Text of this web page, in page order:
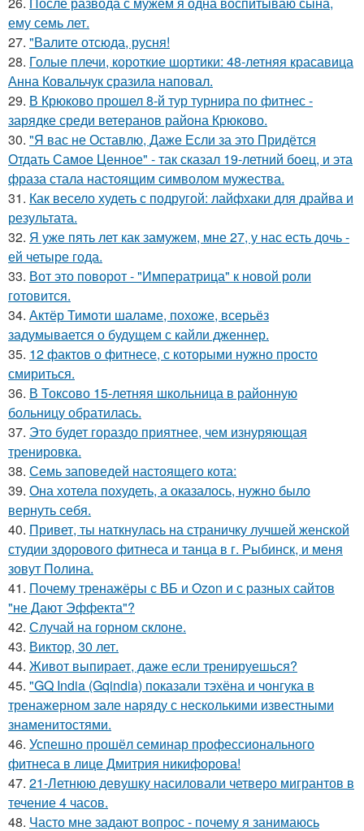
ему семь лет.
27. "Валите отсюда, русня!
28. Голые плечи, короткие шортики: 48-летняя красавица
Анна Ковальчук сразила наповал.
29. В Крюково прошел 8-й тур турнира по фитнес -
зарядке среди ветеранов района Крюково.
30. "Я вас не Оставлю, Даже Если за это Придётся
Отдать Самое Ценное" - так сказал 19-летний боец, и эта
фраза стала настоящим символом мужества.
31. Как весело худеть с подругой: лайфхаки для драйва и
результата.
32. Я уже пять лет как замужем, мне 27, у нас есть дочь -
ей четыре года.
33. Вот это поворот - "Императрица" к новой роли
готовится.
34. Актёр Тимоти шаламе, похоже, всерьёз
задумывается о будущем с кайли дженнер.
35. 12 фактов о фитнесе, с которыми нужно просто
смириться.
36. В Токсово 15-летняя школьница в районную
больницу обратилась.
37. Это будет гораздо приятнее, чем изнуряющая
тренировка.
38. Семь заповедей настоящего кота:
39. Она хотела похудеть, а оказалось, нужно было
вернуть себя.
40. Привет, ты наткнулась на страничку лучшей женской
студии здорового фитнеса и танца в г. Рыбинск, и меня
зовут Полина.
41. Почему тренажёры с ВБ и Ozon и с разных сайтов
"не Дают Эффекта"?
42. Случай на горном склоне.
43. Виктор, 30 лет.
44. Живот выпирает, даже если тренируешься?
45. "GQ India (Gqindia) показали тэхёна и чонгука в
тренажерном зале наряду с несколькими известными
знаменитостями.
46. Успешно прошёл семинар профессионального
фитнеса в лице Дмитрия никифорова!
47. 21-Летнюю девушку насиловали четверо мигрантов в
течение 4 часов.
48. Часто мне задают вопрос - почему я занимаюсь